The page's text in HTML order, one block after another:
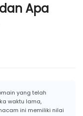
Apa
yang telah
waktu lama,
ini memiliki nilai